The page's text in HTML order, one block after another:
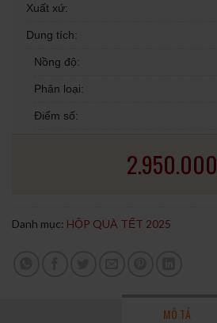
Xuất xứ:
Dung tích:
Nồng độ:
Phân loại:
Điểm số:
2.950.000
Danh mục: HỘP QUÀ TẾT 2025
MÔ TẢ